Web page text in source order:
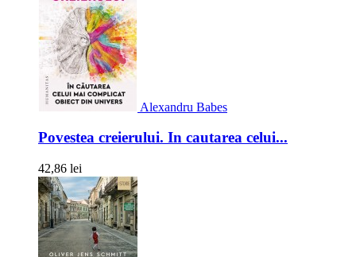
Alexandru Babes
Povestea creierului. In cautarea celui...
42,86 lei